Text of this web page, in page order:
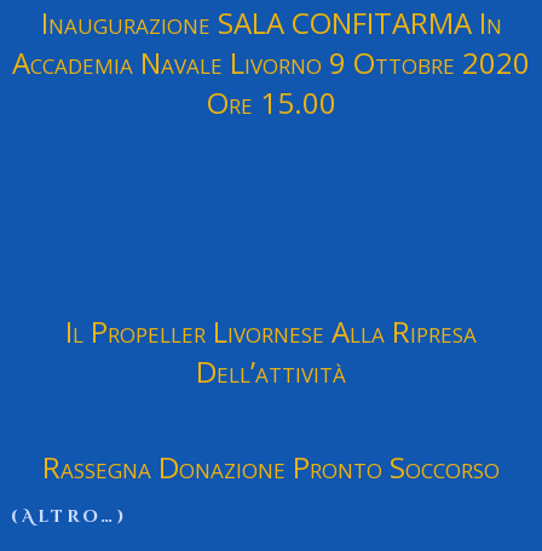
Inaugurazione SALA CONFITARMA In
Accademia Navale Livorno 9 Ottobre 2020
Ore 15.00
Il Propeller Livornese Alla Ripresa
Dell’attività
Rassegna Donazione Pronto Soccorso
(altro…)